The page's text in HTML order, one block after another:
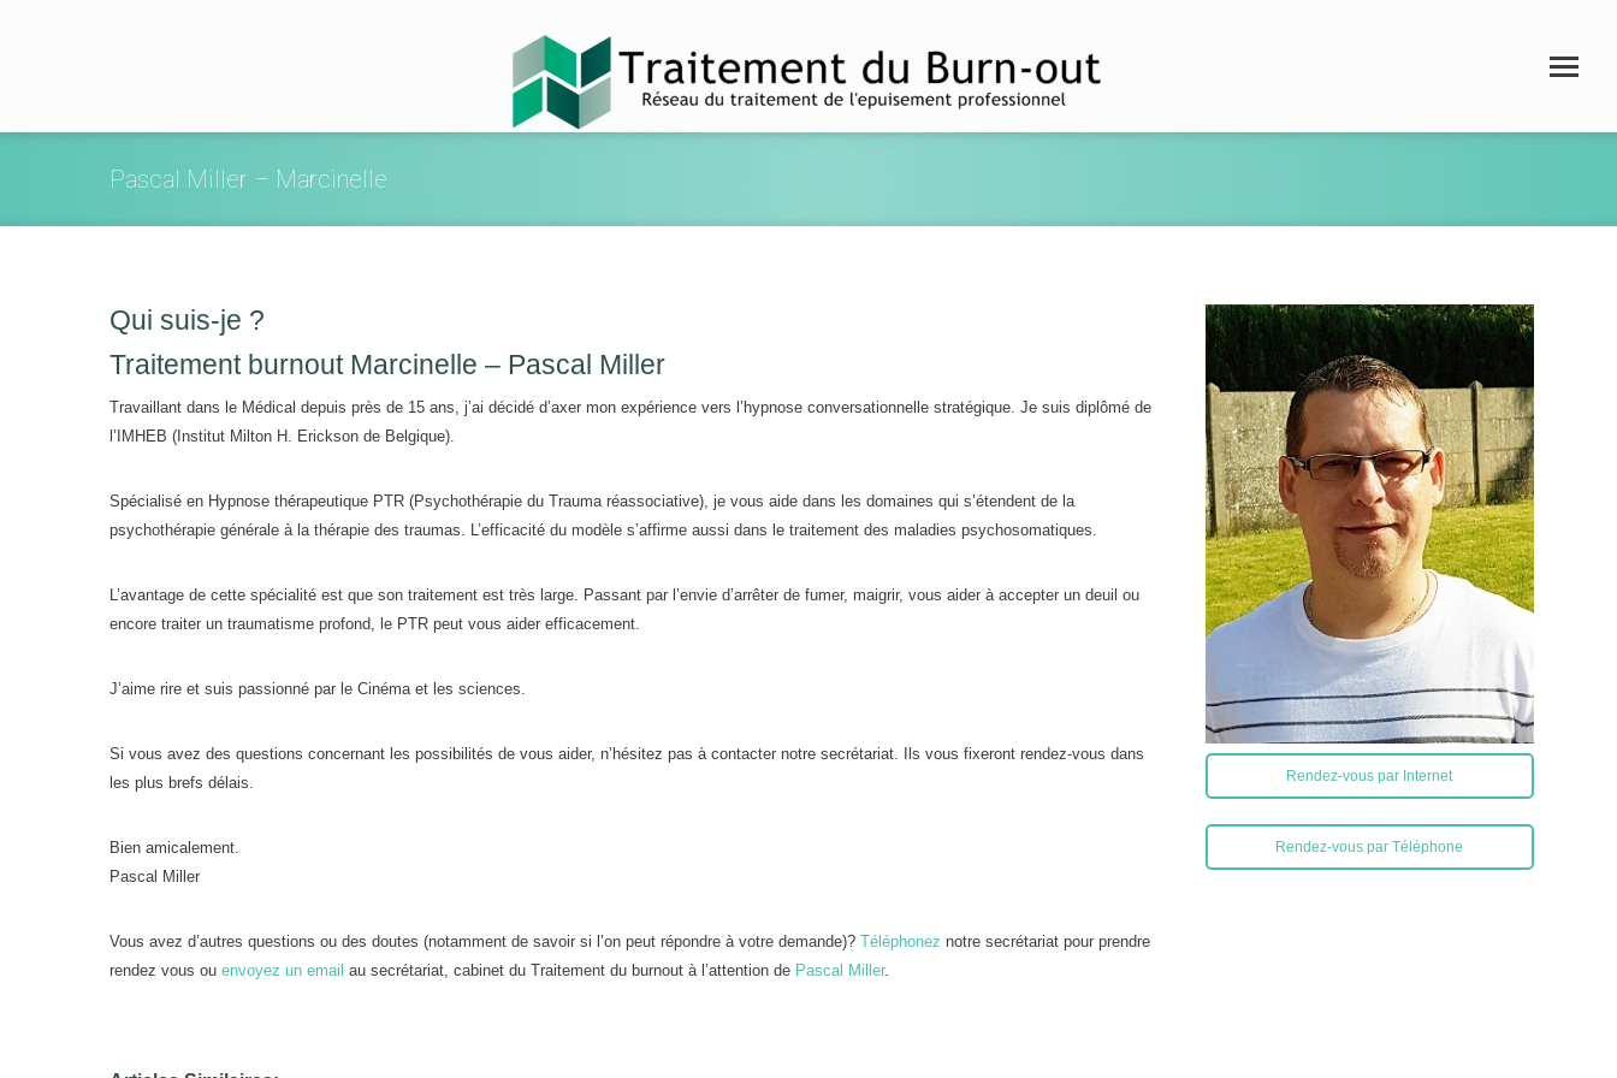
Pascal Miller – Marcinelle
Qui suis-je ?
Traitement burnout Marcinelle – Pascal Miller
Travaillant dans le Médical depuis près de 15 ans, j’ai décidé d’axer mon expérience vers l’hypnose conversationnelle stratégique. Je suis diplômé de
l’IMHEB (Institut Milton H. Erickson de Belgique).
Spécialisé en Hypnose thérapeutique PTR (Psychothérapie du Trauma réassociative), je vous aide dans les domaines qui s’étendent de la
psychothérapie générale à la thérapie des traumas. L’efficacité du modèle s’affirme aussi dans le traitement des maladies psychosomatiques.
L’avantage de cette spécialité est que son traitement est très large. Passant par l’envie d’arrêter de fumer, maigrir, vous aider à accepter un deuil ou
encore traiter un traumatisme profond, le PTR peut vous aider efficacement.
J’aime rire et suis passionné par le Cinéma et les sciences.
Si vous avez des questions concernant les possibilités de vous aider, n’hésitez pas à contacter notre secrétariat. Ils vous fixeront rendez-vous dans
les plus brefs délais.
Bien amicalement.
Pascal Miller
Vous avez d’autres questions ou des doutes (notamment de savoir si l’on peut répondre à votre demande)? Téléphonez notre secrétariat pour prendre
rendez vous ou envoyez un email au secrétariat, cabinet du Traitement du burnout à l’attention de Pascal Miller.
Rendez-vous par Internet
Rendez-vous par Téléphone